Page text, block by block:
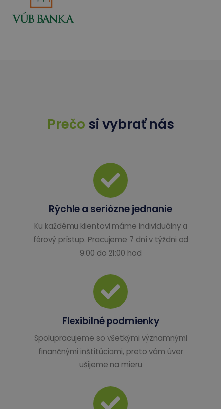
Prečo si vybrať nás
Rýchle a seriózne jednanie
Ku každému klientovi máme individuálny a
férový prístup. Pracujeme 7 dní v týždni od
9:00 do 21:00 hod
Flexibilné podmienky
Spolupracujeme so všetkými významnými
finančnými inštitúciami, preto vám úver
ušijeme na mieru